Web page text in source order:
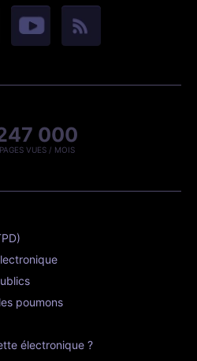
000
PAGES VUES / MOIS
poumons
électronique ?